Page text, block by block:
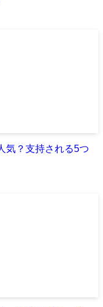
気？支持される5つ